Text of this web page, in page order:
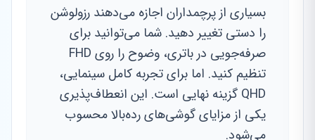
بسیاری از پرچمداران اجازه می‌دهند رزولوشن
را دستی تغییر دهید. شما می‌توانید برای
صرفه‌جویی در باتری، وضوح را روی FHD
تنظیم کنید. اما برای تجربه کامل سینمایی،
QHD گزینه نهایی است. این انعطاف‌پذیری
یکی از مزایای گوشی‌های رده‌بالا محسوب
می‌شود.